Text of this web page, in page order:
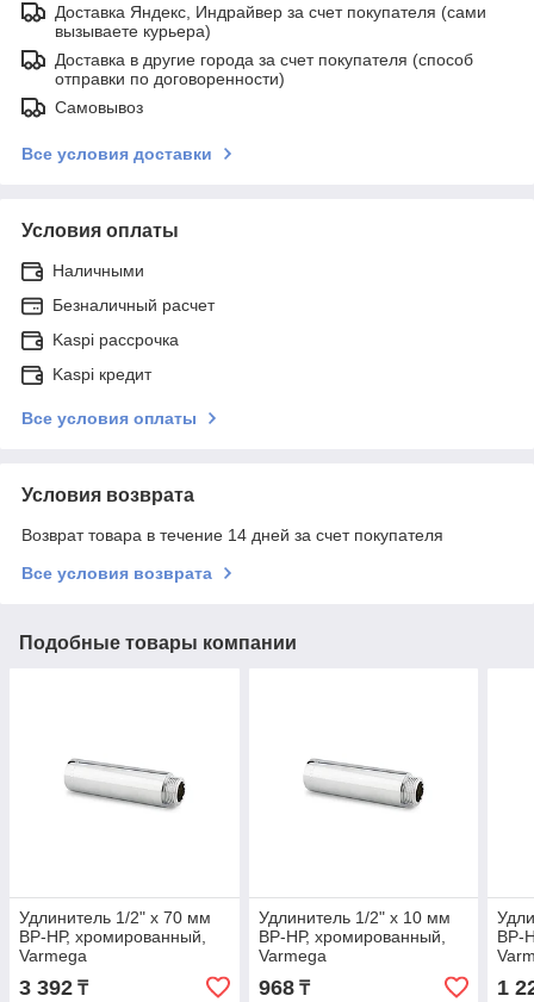
Доставка Яндекс, Индрайвер за счет покупателя (сами
вызываете курьера)
Доставка в другие города за счет покупателя (способ
отправки по договоренности)
Самовывоз
Все условия доставки
Условия оплаты
Наличными
Безналичный расчет
Kaspi рассрочка
Kaspi кредит
Все условия оплаты
Условия возврата
Возврат товара в течение 14 дней за счет покупателя
Все условия возврата
Подобные товары компании
Удлинитель 1/2" x 70 мм
ВР-НР, хромированный,
Varmega
3 392 ₸
Удлинитель 1/2" x 10 мм
ВР-НР, хромированный,
Varmega
968₸
ВР-
1